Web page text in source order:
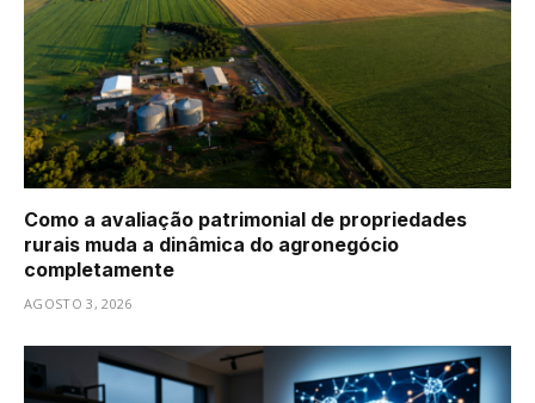
Como a avaliação patrimonial de propriedades
rurais muda a dinâmica do agronegócio
completamente
AGOSTO 3, 2026